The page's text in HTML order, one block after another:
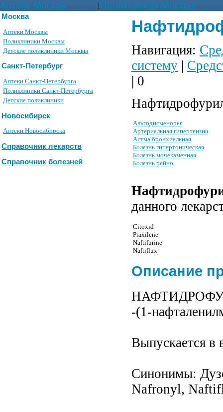
Аптеки Москвы | Поликлиники Москвы
Москва
Аптеки Москвы
Поликлиники Москвы
Детские поликлиники Москвы
Санкт-Петербург
Аптеки Санкт-Петербурга
Поликлиники Санкт-Петербурга
Детские поликлиники
Новосибирск
Аптеки Новосибирска
Справочник лекарств
Справочник болезней
Навигация:
систему |
| 0
Альгодисменорея
Артериальная гипертензия
Астма бронхиальная
Болезнь гипертоническая
Болезнь мочекаменная
Болезнь рейно
данного
Citoxid
Praxilene
Naftifurine
Naftiflux
Описание
-(1-
Выпускается в
Синонимы:
Nafronyl,